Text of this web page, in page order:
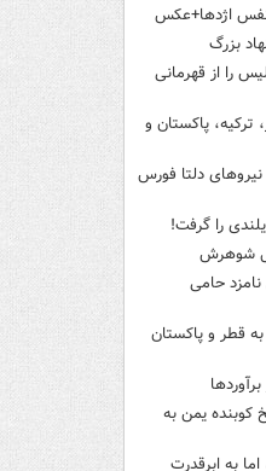
اژدها+عکس
را از قهرمانی
پاکستان و
دلتا فورس
را گرفت!
شوهرش
حامی
قطر و پاکستان
یمن به
اما به ابرقدرت